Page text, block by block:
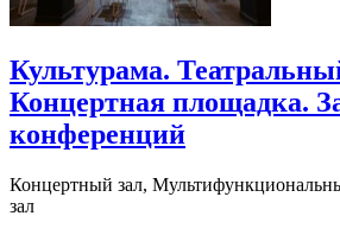
Культурама.
Концертная площадка.
конференций
Концертный зал,
зал